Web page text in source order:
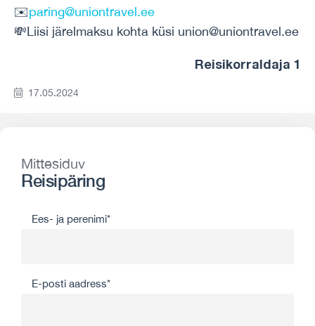
✉️paring@uniontravel.ee
💸Liisi järelmaksu kohta küsi union@uniontravel.ee
Reisikorraldaja 1
17.05.2024
Mittesiduv
Reisipäring
Ees- ja perenimi*
E-posti aadress*